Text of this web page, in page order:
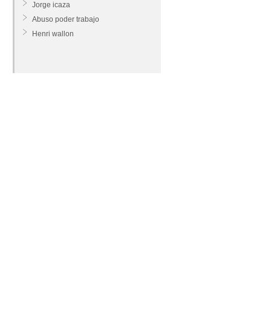
Jorge icaza
Abuso poder trabajo
Henri wallon